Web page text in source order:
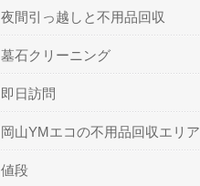
夜間引っ越しと不用品回収
墓石クリーニング
即日訪問
岡山YMエコの不用品回収エリア
値段